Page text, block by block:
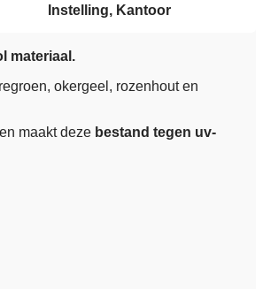
Instelling, Kantoor
materiaal.
okergeel, rozenhout en
maakt deze bestand tegen uv-